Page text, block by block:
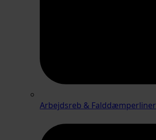
Arbejdsreb & Falddæmperliner